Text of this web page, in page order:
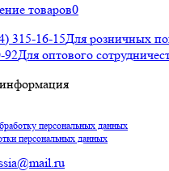
товаров0
315-16-15Для розничных
92Для оптового
персональных данных
персональных данных